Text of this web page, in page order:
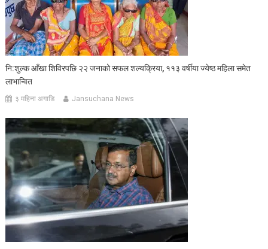
नि:शुल्क आँखा शिविरपछि २२ जनाको सफल शल्यक्रिया, ११३ वर्षीया ज्येष्ठ महिला समेत
लाभान्वित
३ महिना अगाडि Jansuchana News